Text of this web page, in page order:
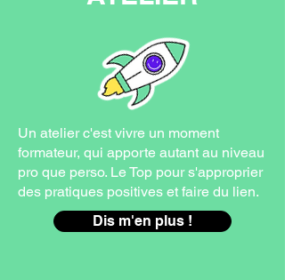
Un atelier c'est vivre un moment
formateur, qui apporte autant au niveau
pro que perso. Le Top pour s'approprier
des pratiques positives et faire du lien.
Dis m'en plus !